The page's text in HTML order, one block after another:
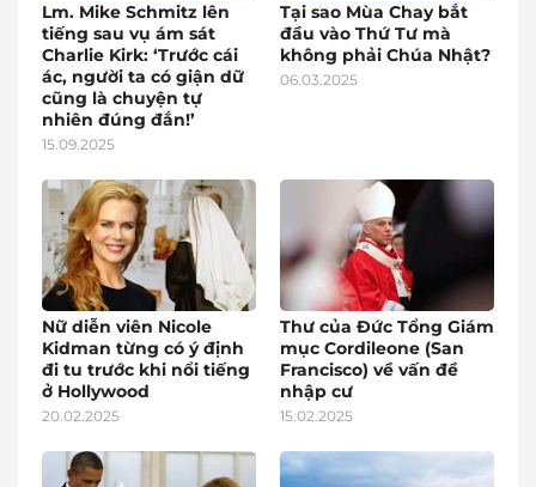
Lm. Mike Schmitz lên
tiếng sau vụ ám sát
Charlie Kirk: ‘Trước cái
ác, người ta có giận dữ
cũng là chuyện tự
nhiên đúng đắn!’
15.09.2025
Tại sao Mùa Chay bắt
đầu vào Thứ Tư mà
không phải Chúa Nhật?
06.03.2025
Nữ diễn viên Nicole
Kidman từng có ý định
đi tu trước khi nổi tiếng
ở Hollywood
20.02.2025
Thư của Đức Tổng Giám
mục Cordileone (San
Francisco) về vấn đề
nhập cư
15.02.2025